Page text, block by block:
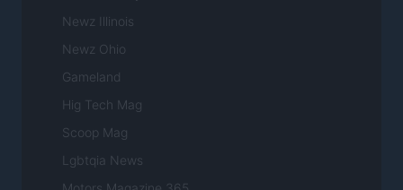
Newz Illinois
Newz Ohio
Gameland
Hig Tech Mag
Scoop Mag
Lgbtqia News